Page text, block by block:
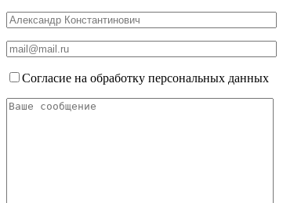
Согласие на обработку персональных данных